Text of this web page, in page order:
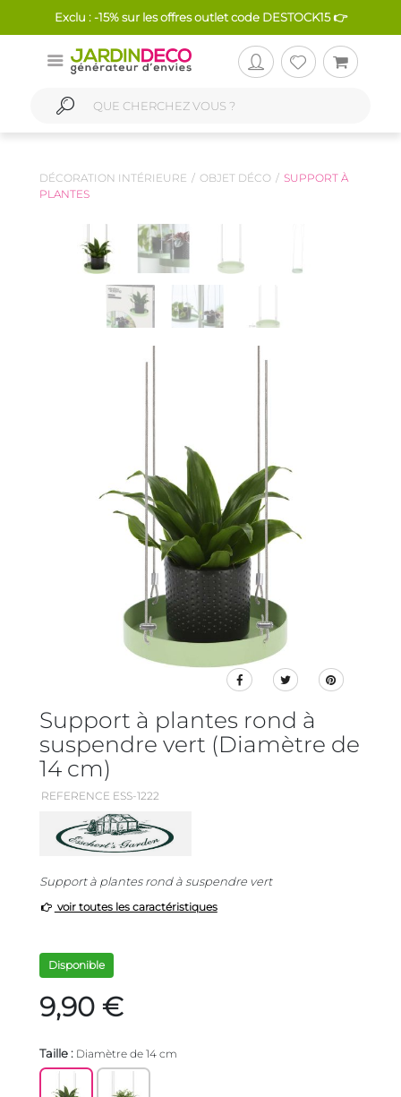
Exclu : -15% sur les offres outlet code DESTOCK15 👉
DÉCORATION INTÉRIEURE OBJET DÉCO
SUPPORT À
PLANTES
Support à plantes rond à
suspendre vert (Diamètre de
14 cm)
REFERENCE ESS-1222
Support à plantes rond à suspendre vert
voir toutes les caractéristiques
Disponible
9,90 €
Taille : Diamètre de 14 cm